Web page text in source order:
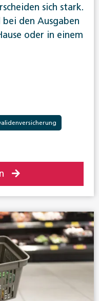
sich stark.
den Ausgaben
oder in einem